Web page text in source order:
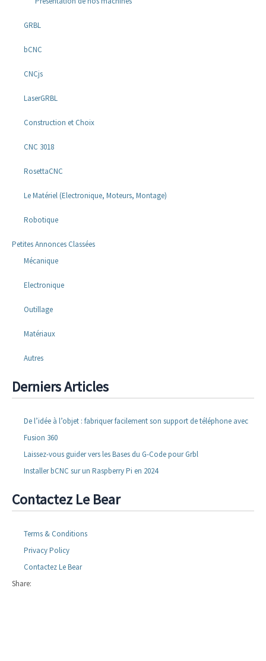
GRBL
bCNC
CNCjs
LaserGRBL
Construction et Choix
CNC 3018
RosettaCNC
Le Matériel (Electronique, Moteurs, Montage)
Robotique
Petites Annonces Classées
Mécanique
Electronique
Outillage
Matériaux
Autres
Derniers Articles
De l’idée à l’objet : fabriquer facilement son support de téléphone avec
Fusion 360
Laissez-vous guider vers les Bases du G-Code pour Grbl
Installer bCNC sur un Raspberry Pi en 2024
Contactez Le Bear
Terms & Conditions
Privacy Policy
Contactez Le Bear
Share: